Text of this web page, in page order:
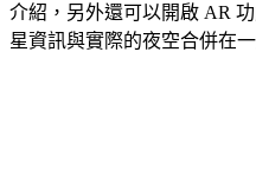
介紹，另外還可以開啟 AR
星資訊與實際的夜空合併在